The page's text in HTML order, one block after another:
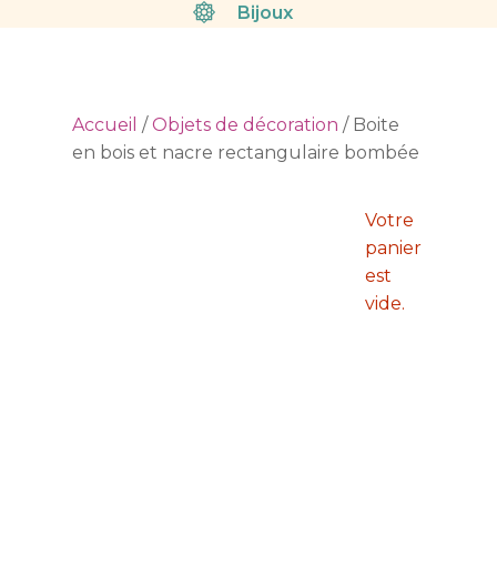
Bijoux
Accueil /Objets de décoration / Boite
en bois et nacre rectangulaire bombée
Votre
panier
est
vide.